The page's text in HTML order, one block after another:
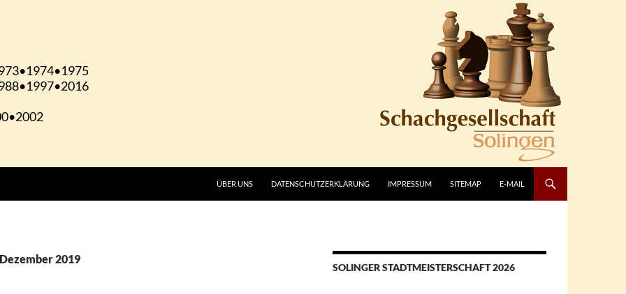
ÜBER UNS DATENSCHUTZERKLÄRUNG IMPRESSUM SITEMAP E-MAIL
2019
SOLINGER STADTMEISTERSCHAFT 2026